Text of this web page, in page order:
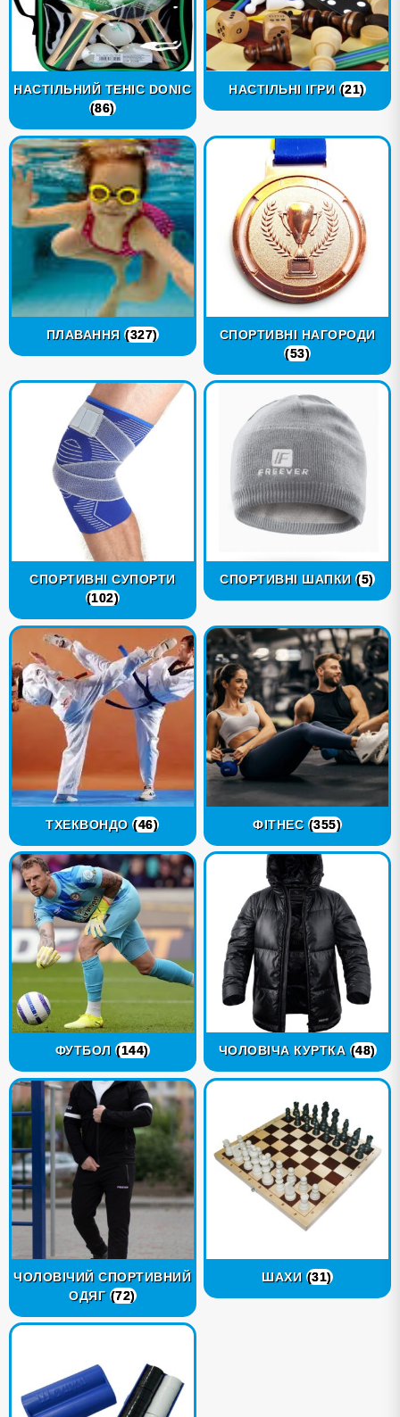
НАСТІЛЬНИЙ ТЕНІС DONIC
(86)
НАСТІЛЬНІ ІГРИ (21)
ПЛАВАННЯ(327)
СПОРТИВНІ НАГОРОДИ
(53)
СПОРТИВНІ СУПОРТИ
(102)
СПОРТИВНІ ШАПКИ(5)
ТХЕКВОНДО(46) ФІТНЕС (355)
ФУТБОЛ(144) ЧОЛОВІЧА КУРТКА (48)
ЧОЛОВІЧИЙ СПОРТИВНИЙ
ОДЯГ (72)
ШАХИ (31)